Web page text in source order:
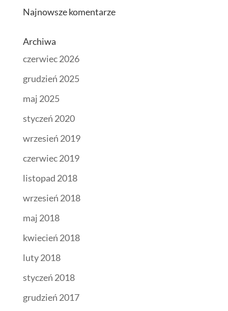
Najnowsze komentarze
Archiwa
czerwiec 2026
grudzień 2025
maj 2025
styczeń 2020
wrzesień 2019
czerwiec 2019
listopad 2018
wrzesień 2018
maj 2018
kwiecień 2018
luty 2018
styczeń 2018
grudzień 2017